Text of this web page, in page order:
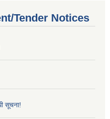
Tender Notices
सूचना!